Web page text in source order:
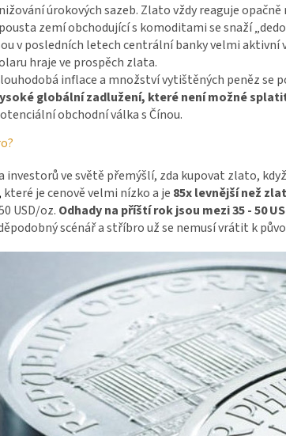
úrokových sazeb. Zlato vždy reaguje
zemí obchodující s komoditami se snaží
v posledních letech centrální banky velmi aktivní
hraje ve prospěch zlata.
inflace a množství vytištěných peněz se
globální zadlužení, které není možné
obchodní válka s Čínou.
investorů ve světě přemýšlí, zda kupovat zlato,
které je cenově velmi nízko a je 85x levnější než
USD/oz. Odhady na příští rok jsou mezi 35 - 50
scénář a stříbro už se nemusí vrátit k